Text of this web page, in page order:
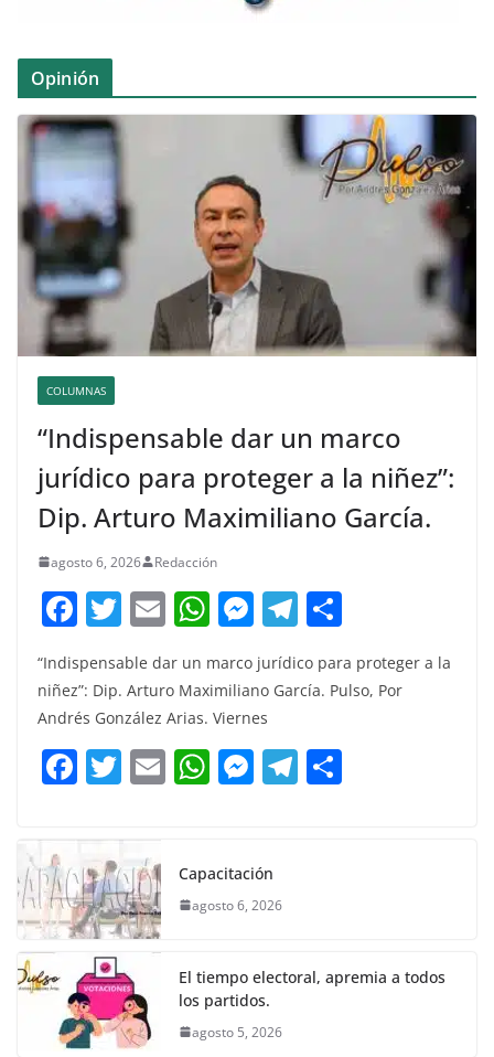
Opinión
COLUMNAS
“Indispensable dar un marco
jurídico para proteger a la niñez”:
Dip. Arturo Maximiliano García.
agosto 6, 2026 Redacción
F
a
c
e
b
o
k
T
w
itt
er
E
m
ai
l
W
h
at
s
A
p
M
e
ss
e
n
g
T
el
e
a
m
m
“Indispensable dar un marco jurídico para proteger a la
niñez”: Dip. Arturo Maximiliano García. Pulso, Por
Andrés González Arias. Viernes
F
a
c
e
b
o
o
k
T
w
itt
er
E
m
W
h
s
A
p
M
e
e
n
er
T
el
Capacitación
agosto 6, 2026
El tiempo electoral, apremia a todos
los partidos.
agosto 5, 2026